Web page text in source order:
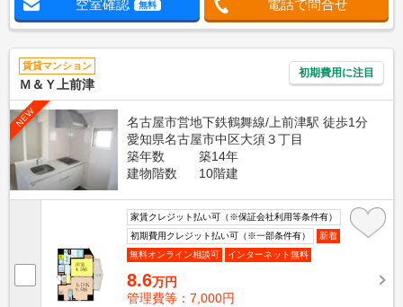
空室確認 無料 電話で問合せ
賃貸マンション
Ｍ＆Ｙ上前津
初期費用に注目
NEW
名古屋市営地下鉄鶴舞線/上前津駅 徒歩1分
愛知県名古屋市中区大須３丁目
築年数
築14年
建物階数
10階建
家賃クレジット払い可（※保証会社利用等条件有）
初期費用クレジット払い可（※一部条件有）
新着
無料オンライン相談可
インターネット無料
8.6万円
管理費等：7,000円